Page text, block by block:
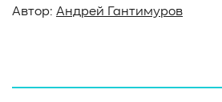
#NAS
#DM-SMR #HM-SMR
Автор: Андрей Гантимуров